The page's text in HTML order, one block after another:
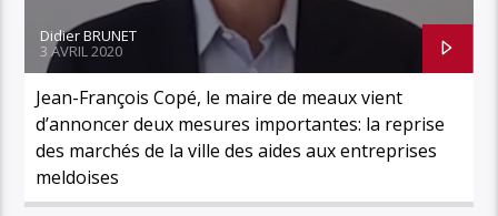
Didier BRUNET
3 AVRIL 2020
Jean-François Copé, le maire de meaux vient
d’annoncer deux mesures importantes: la reprise
des marchés de la ville des aides aux entreprises
meldoises